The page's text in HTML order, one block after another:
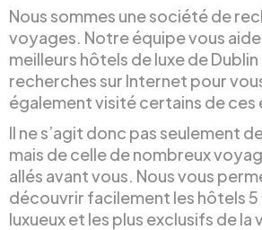
Nous sommes une société de
voyages. Notre équipe vous
meilleurs hôtels de luxe de
recherches sur Internet pour
également visité certains de ces
Il ne s’agit donc pas seulement
mais de celle de nombreux
allés avant vous. Nous vous
découvrir facilement les hôtels 5
luxueux et les plus exclusifs de la